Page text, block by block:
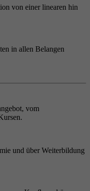
von einer linearen hin
in allen Belangen
vom
und über Weiterbildung